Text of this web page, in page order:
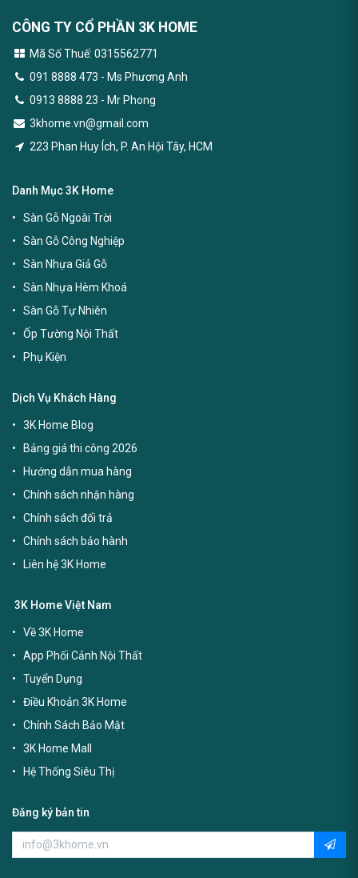
CÔNG TY CỔ PHẦN 3K HOME
Mã Số Thuế: 0315562771
091 8888 473 - Ms Phương Anh
0913 8888 23 - Mr Phong
3khome.vn@gmail.com
223 Phan Huy Ích, P. An Hội Tây, HCM
Danh Mục 3K Home
Sàn Gỗ Ngoài Trời
Sàn Gỗ Công Nghiệp
Sàn Nhựa Giả Gỗ
Sàn Nhựa Hèm Khoá
Sàn Gỗ Tự Nhiên
Ốp Tường Nội Thất
Phụ Kiện
Dịch Vụ Khách Hàng
3K Home Blog
Bảng giá thi công 2026
Hướng dẫn mua hàng
Chính sách nhận hàng
Chính sách đổi trả
Chính sách bảo hành
Liên hệ 3K Home
3K Home Việt Nam
Về 3K Home
App Phối Cảnh Nội Thất
Tuyển Dụng
Điều Khoản 3K Home
Chính Sách Bảo Mật
3K Home Mall
Hệ Thống Siêu Thị
Đăng ký bản tin